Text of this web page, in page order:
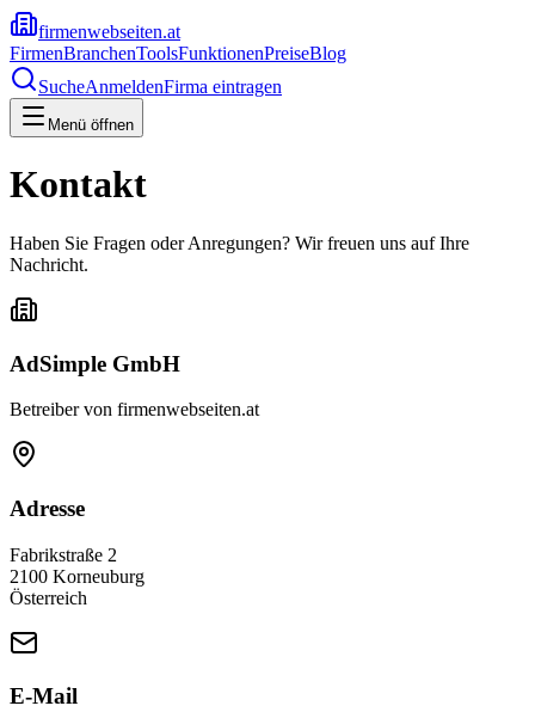
firmenwebseiten.at
FirmenBranchenToolsFunktionenPreiseBlog
SucheAnmeldenFirma eintragen
Menü öffnen
Kontakt
Haben Sie Fragen oder Anregungen? Wir freuen uns auf Ihre
Nachricht.
AdSimple GmbH
Betreiber von firmenwebseiten.at
Adresse
Fabrikstraße 2
2100 Korneuburg
Österreich
E-Mail